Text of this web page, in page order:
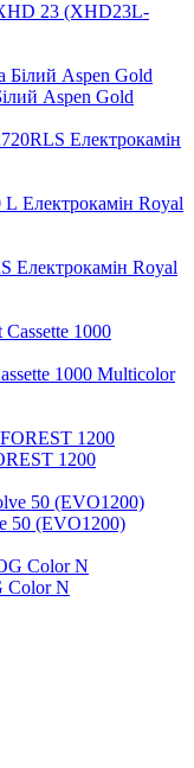
23 (XHD23L-
Aspen Gold
Електрокамін
Електрокамін Royal
Електрокамін Royal
1000 Multicolor
1200
50 (EVO1200)
Color N